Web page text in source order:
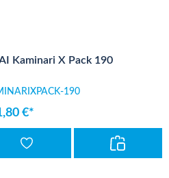
Kaminari X Pack 190
190
€*